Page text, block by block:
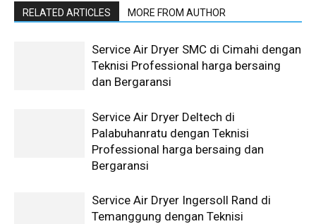
RELATED ARTICLES MORE FROM AUTHOR
Service Air Dryer SMC di Cimahi dengan
Teknisi Professional harga bersaing
dan Bergaransi
Service Air Dryer Deltech di
Palabuhanratu dengan Teknisi
Professional harga bersaing dan
Bergaransi
Service Air Dryer Ingersoll Rand di
Temanggung dengan Teknisi